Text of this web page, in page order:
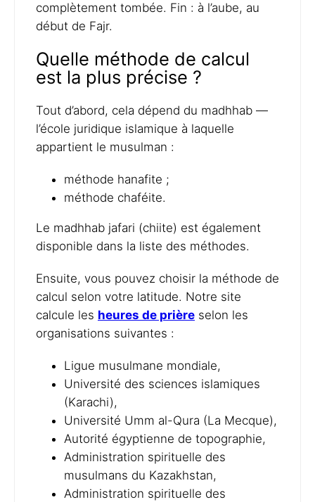
complètement tombée. Fin : à l’aube, au
début de Fajr.
Quelle méthode de calcul
est la plus précise ?
Tout d’abord, cela dépend du madhhab —
l’école juridique islamique à laquelle
appartient le musulman :
méthode hanafite ;
méthode chaféite.
Le madhhab jafari (chiite) est également
disponible dans la liste des méthodes.
Ensuite, vous pouvez choisir la méthode de
calcul selon votre latitude. Notre site
calcule les heures de prière selon les
organisations suivantes :
Ligue musulmane mondiale,
Université des sciences islamiques
(Karachi),
Université Umm al-Qura (La Mecque),
Autorité égyptienne de topographie,
Administration spirituelle des
musulmans du Kazakhstan,
Administration spirituelle des